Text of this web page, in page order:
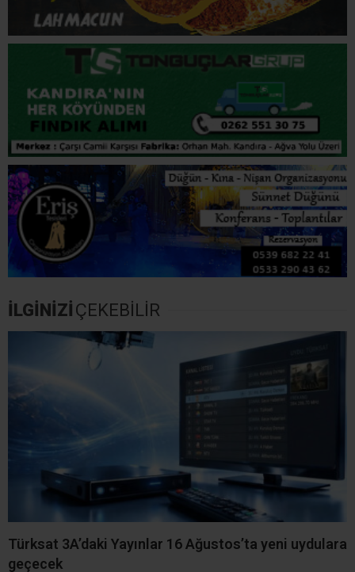
İLGİNİZİ ÇEKEBİLİR
Türksat 3A’daki Yayınlar 16 Ağustos’ta yeni uydulara
geçecek